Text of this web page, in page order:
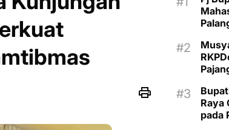
Raya
pada